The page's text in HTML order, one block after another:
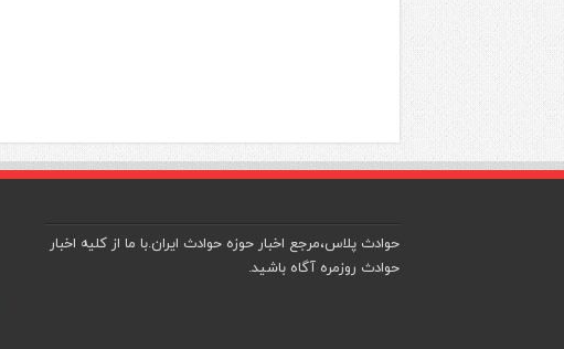
حوادث پلاس،مرجع اخبار حوزه حوادث ایران.با ما از کلیه اخبار
حوادث روزمره آگاه باشید.